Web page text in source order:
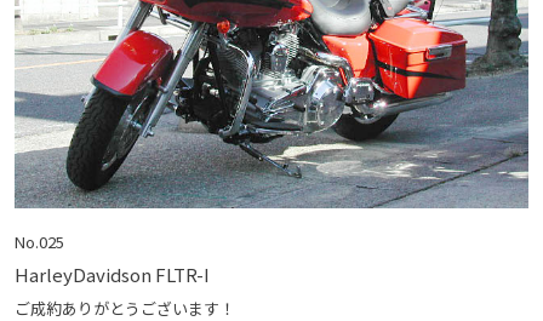
No.025
HarleyDavidson FLTR-I
ご成約ありがとうございます！